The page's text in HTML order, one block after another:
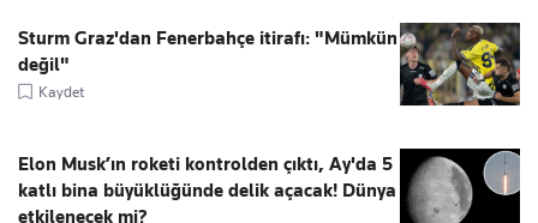
Sturm Graz'dan Fenerbahçe itirafı: "Mümkün
değil"
Kaydet
Elon Musk’ın roketi kontrolden çıktı, Ay'da 5
katlı bina büyüklüğünde delik açacak! Dünya
etkilenecek mi?